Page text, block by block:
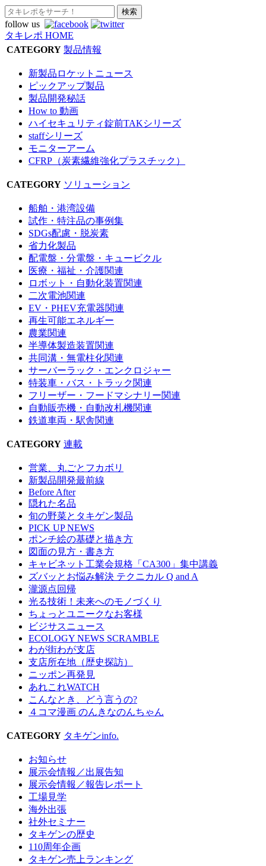
follow us
タキレポ HOME
CATEGORY 製品情報
新製品ロケットニュース
ピックアップ製品
製品開発秘話
How to 動画
ハイセキュリティ錠前TAKシリーズ
staffシリーズ
モニターアーム
CFRP（炭素繊維強化プラスチック）
CATEGORY ソリューション
船舶・港湾設備
試作・特注品の事例集
SDGs配慮・脱炭素
省力化製品
配電盤・分電盤・キュービクル
医療・福祉・介護関連
ロボット・自動化装置関連
二次電池関連
EV・PHEV充電器関連
再生可能エネルギー
農業関連
半導体製造装置関連
共同溝・無電柱化関連
サーバーラック・エンクロジャー
特装車・バス・トラック関連
フリーザー・フードマシナリー関連
自動販売機・自動改札機関連
鉄道車両・駅舎関連
CATEGORY 連載
営業、丸ごとフカボリ
新製品開発最前線
Before After
隠れた名品
旬の野菜とタキゲン製品
PICK UP NEWS
ポンチ絵の基礎と描き方
図面の見方・書き方
キャビネット工業会規格「CA300」集中講義
ズバッとお悩み解決 テクニカル Q and A
瀧源点回帰
光る技術！未来へのモノづくり
ちょっとユニークなお客様
ビジサスニュース
ECOLOGY NEWS SCRAMBLE
わが街わが支店
支店所在地（歴史探訪）
ニッポン再発見
あれこれWATCH
こんなとき、どう言うの?
４コマ漫画 のんきなのんちゃん
CATEGORY タキゲンinfo.
お知らせ
展示会情報／出展告知
展示会情報／報告レポート
工場見学
海外出張
社外セミナー
タキゲンの歴史
110周年企画
タキゲン売上ランキング